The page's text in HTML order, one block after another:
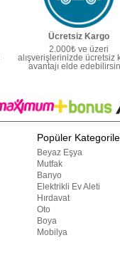
Ücretsiz Kargo
2.000₺ ve üzeri
alışverişlerinizde ücretsiz
avantajı elde
Popüler
Beyaz Eşya
Mutfak
Banyo
Elektrikli Ev Aleti
Hırdavat
Oto
Boya
Mobilya